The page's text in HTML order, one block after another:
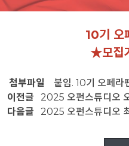
10기 오
★모집
첨부파일
붙임. 10기 오페
이전글
2025 오펀스튜디오
다음글
2025 오펀스튜디오